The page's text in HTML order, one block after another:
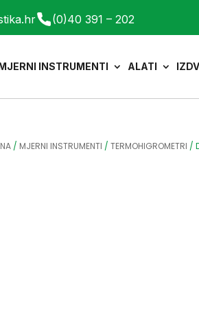
(0)40 391 – 202
INSTRUMENTI ALATI
/ MJERNI INSTRUMENTI /TERMOHIGROMETRI /